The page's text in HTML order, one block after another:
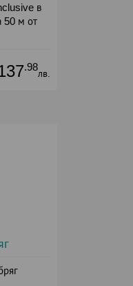
в
50 м от
.98
лв.